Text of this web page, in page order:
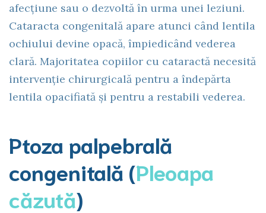
afecțiune sau o dezvoltă în urma unei leziuni.
Cataracta congenitală apare atunci când lentila
ochiului devine opacă, împiedicând vederea
clară. Majoritatea copiilor cu cataractă necesită
intervenție chirurgicală pentru a îndepărta
lentila opacifiată și pentru a restabili vederea.
Ptoza palpebrală
congenitală (Pleoapa
căzută)